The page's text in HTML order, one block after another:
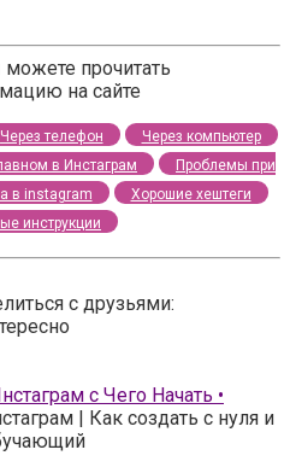
прочитать
на сайте
Через телефон
Через компьютер
в Инстаграм
Проблемы при
в instagram
Хорошие хештеги
инструкции
с друзьями:
с Чего Начать •
| Как создать с нуля и